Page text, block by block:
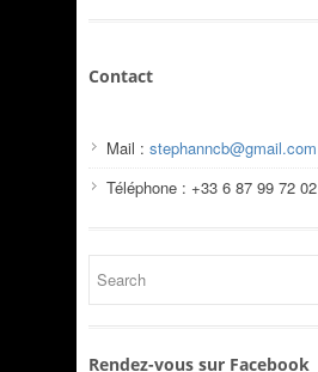
Contact
Mail : stephanncb@gmail.com
Téléphone : +33 6 87 99 72 02
Rendez-vous sur Facebook